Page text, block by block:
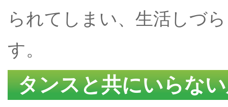
られてしまい、生活しづ
す。
タンスと共にいらな